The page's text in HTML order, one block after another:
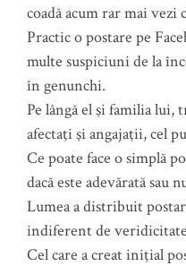
coadă acum rar mai vezi
Practic o postare pe
multe suspiciuni de la
în genunchi.
Pe lângă el şi familia lui,
afectaţi şi angajaţii, cel
Ce poate face o simplă
dacă este adevărată sau
Lumea a distribuit
indiferent de
Cel care a creat iniţial